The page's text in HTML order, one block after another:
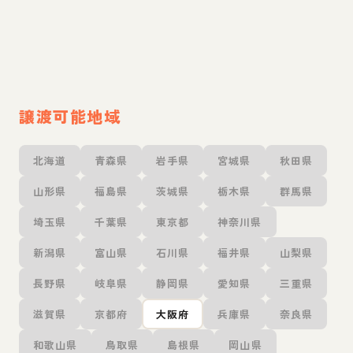
譲渡可能地域
北海道 青森県 岩手県 宮城県 秋田県
山形県 福島県 茨城県 栃木県 群馬県
埼玉県 千葉県 東京都 神奈川県
新潟県 富山県 石川県 福井県 山梨県
長野県 岐阜県 静岡県 愛知県 三重県
滋賀県 京都府 大阪府 兵庫県 奈良県
和歌山県 鳥取県 島根県 岡山県